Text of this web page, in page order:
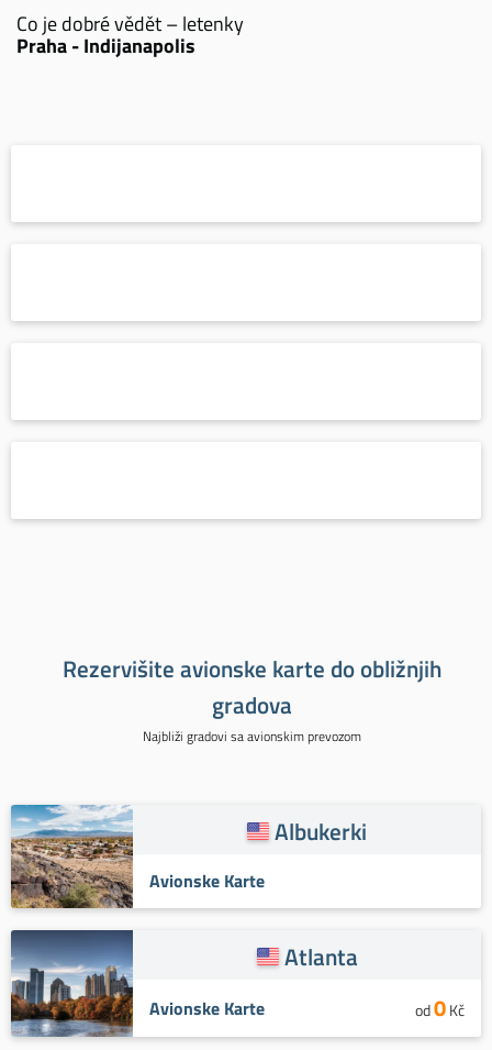
Co je dobré vědět – letenky
Praha - Indijanapolis
Rezervišite avionske karte do obližnjih
gradova
Najbliži gradovi sa avionskim prevozom
Albukerki
Avionske Karte
Atlanta
Avionske Karte od0Kč